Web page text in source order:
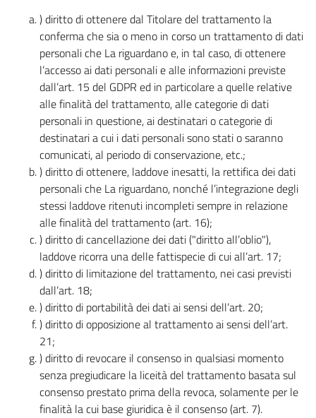
) diritto di ottenere dal Titolare del trattamento la
conferma che sia o meno in corso un trattamento di dati
personali che La riguardano e, in tal caso, di ottenere
l’accesso ai dati personali e alle informazioni previste
dall’art. 15 del GDPR ed in particolare a quelle relative
alle finalità del trattamento, alle categorie di dati
personali in questione, ai destinatari o categorie di
destinatari a cui i dati personali sono stati o saranno
comunicati, al periodo di conservazione, etc.;
) diritto di ottenere, laddove inesatti, la rettifica dei dati
personali che La riguardano, nonché l’integrazione degli
stessi laddove ritenuti incompleti sempre in relazione
alle finalità del trattamento (art. 16);
) diritto di cancellazione dei dati ("diritto all’oblio"),
laddove ricorra una delle fattispecie di cui all’art. 17;
) diritto di limitazione del trattamento, nei casi previsti
dall’art. 18;
) diritto di portabilità dei dati ai sensi dell’art. 20;
) diritto di opposizione al trattamento ai sensi dell’art.
21;
) diritto di revocare il consenso in qualsiasi momento
senza pregiudicare la liceità del trattamento basata sul
consenso prestato prima della revoca, solamente per le
finalità la cui base giuridica è il consenso (art. 7).